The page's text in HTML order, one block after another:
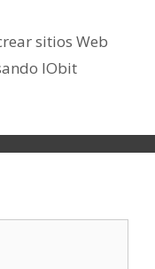
sitios Web
IObit